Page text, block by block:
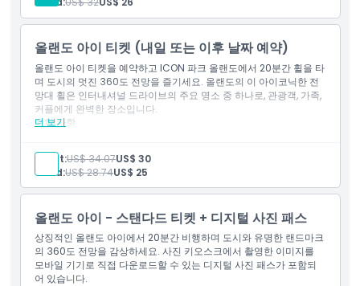
아동 성인 정책
포함되지 않는 사항
알아야 할 사항
교환 방법
취소 정책
올랜도 아이 티켓 (내일 또는 이후 날짜 예약)
올랜도 아이 티켓을 예약하고 ICON 파크 올랜도에서 20분간 휠을 타
며 도시의 멋진 360도 전망을 즐기세요. 올랜도의 이 아이코닉한 전
망대 휠은 인터내셔널 드라이브의 주요 명소 중 하나로, 관광객, 가족,
커플에게 완벽한 장소입니다.
더 보기
포함 사항
세금
디지털 사진
Adult:US$ 34.07US$ 30
Child:US$ 28.74US$ 25
올랜도 아이 - 스탠다드 티켓 + 디지털 사진 패스
상징적인 올랜도 아이에서 20분간 비행하며 도시와 유명한 랜드마크
의 360도 전망을 감상하세요. 사진 키오스크에서 촬영한 이미지를
모바일 기기로 직접 다운로드할 수 있는 디지털 사진 패스가 포함되
어 있습니다.